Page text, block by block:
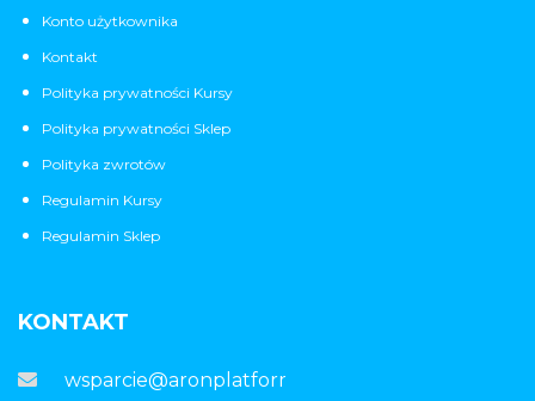
Konto użytkownika
Kontakt
Polityka prywatności Kursy
Polityka prywatności Sklep
Polityka zwrotów
Regulamin Kursy
Regulamin Sklep
KONTAKT
wsparcie@aronplatforma.pl